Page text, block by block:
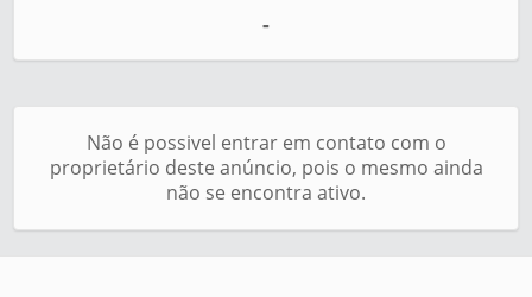
-
Não é possivel entrar em contato com o
proprietário deste anúncio, pois o mesmo ainda
não se encontra ativo.